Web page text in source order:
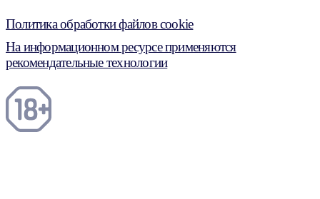
Политика обработки файлов cookie
На информационном ресурсе применяются
рекомендательные технологии